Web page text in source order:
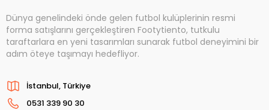
Dünya genelindeki önde gelen futbol kulüplerinin resmi
forma satışlarını gerçekleştiren Footytiento, tutkulu
taraftarlara en yeni tasarımları sunarak futbol deneyimini bir
adım öteye taşımayı hedefliyor.
İstanbul, Türkiye
0531 339 90 30